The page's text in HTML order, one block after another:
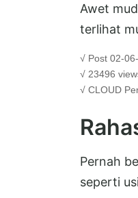
Awet
terlihat
√ Post 02-
√ 23496
√ CLOUD
Pernah
seperti